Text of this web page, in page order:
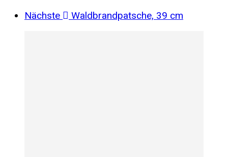
Nächste Waldbrandpatsche, 39 cm